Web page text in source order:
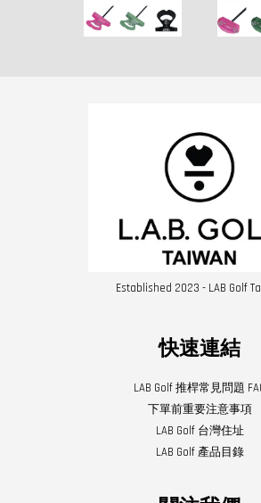
Established 2023 - LAB Golf
快速連結
LAB Golf 推桿常見問題
下單前重要注意事項
LAB Golf 台灣住址
LAB Golf 產品目錄